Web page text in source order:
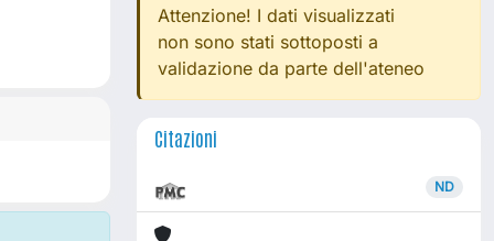
Attenzione! I dati visualizzati
non sono stati sottoposti a
validazione da parte dell'ateneo
Citazioni
ND